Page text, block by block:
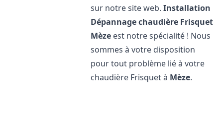
sur notre site web.Installation
Dépannage chaudière Frisquet
Mèze est notre spécialité ! Nous
sommes à votre disposition
pour tout problème lié à votre
chaudière Frisquet à Mèze.